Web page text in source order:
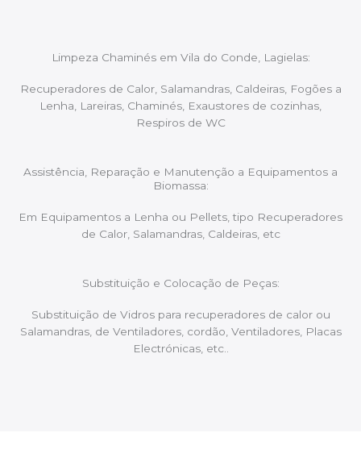
Limpeza Chaminés em Vila do Conde, Lagielas:
Recuperadores de Calor, Salamandras, Caldeiras, Fogões a
Lenha, Lareiras, Chaminés, Exaustores de cozinhas,
Respiros de WC
Assistência, Reparação e Manutenção a Equipamentos a
Biomassa:
Em Equipamentos a Lenha ou Pellets, tipo Recuperadores
de Calor, Salamandras, Caldeiras, etc
Substituição e Colocação de Peças:
Substituição de Vidros para recuperadores de calor ou
Salamandras, de Ventiladores, cordão, Ventiladores, Placas
Electrónicas, etc..